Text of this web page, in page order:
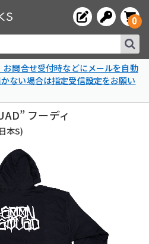
0
お問合せ受付時などにメールを自動
ない場合は指定受信設定をお願い
フーディ
本S)